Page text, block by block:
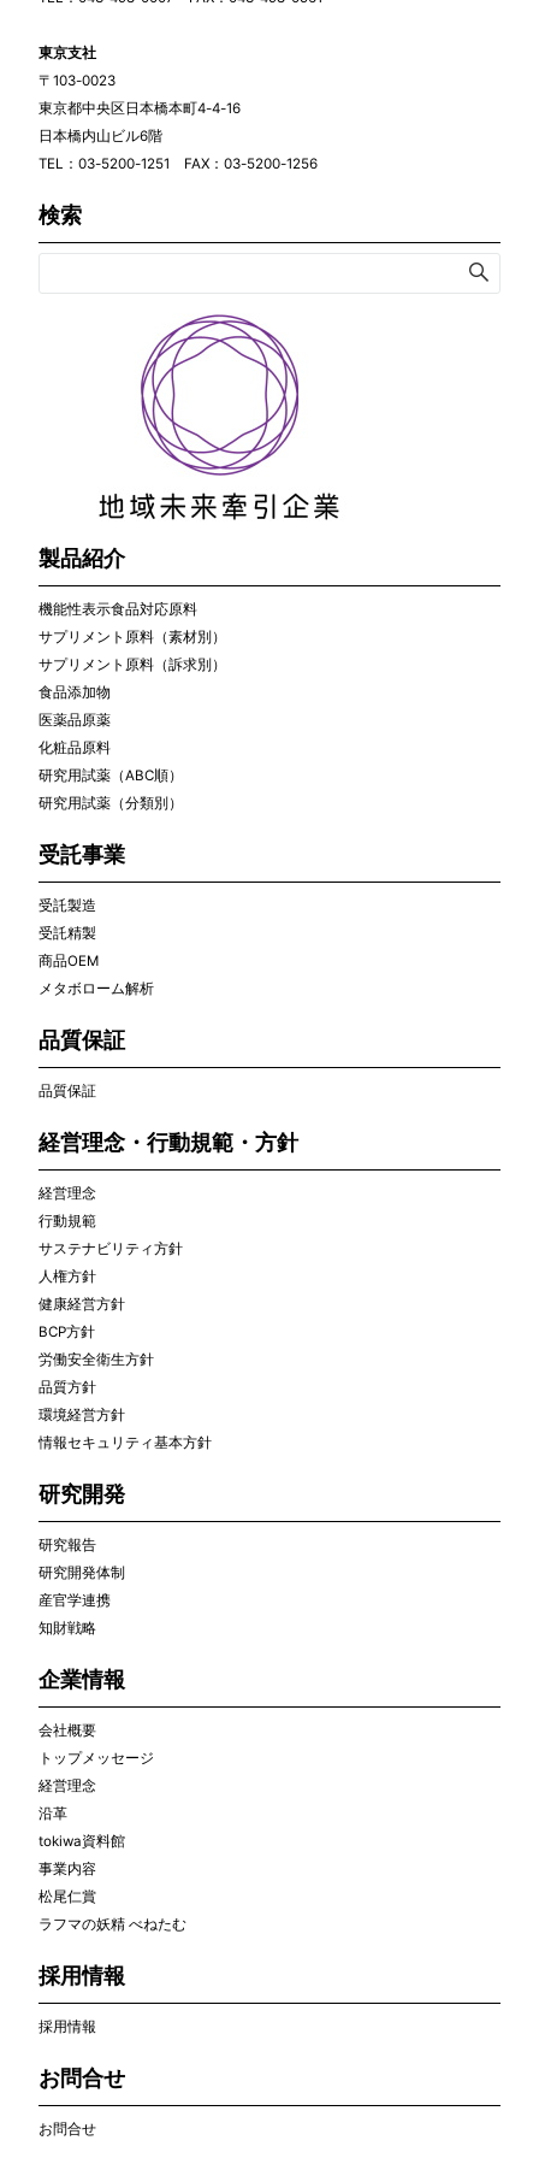
東京支社
〒103-0023
東京都中央区日本橋本町4-4-16
日本橋内山ビル6階
TEL：03-5200-1251 FAX：03-5200-1256
検索
製品紹介
機能性表示食品対応原料
サプリメント原料（素材別）
サプリメント原料（訴求別）
食品添加物
医薬品原薬
化粧品原料
研究用試薬（ABC順）
研究用試薬（分類別）
受託事業
受託製造
受託精製
商品OEM
メタボローム解析
品質保証
品質保証
経営理念・行動規範・方針
経営理念
行動規範
サステナビリティ方針
人権方針
健康経営方針
BCP方針
労働安全衛生方針
品質方針
環境経営方針
情報セキュリティ基本方針
研究開発
研究報告
研究開発体制
産官学連携
知財戦略
企業情報
会社概要
トップメッセージ
経営理念
沿革
tokiwa資料館
事業内容
松尾仁賞
ラフマの妖精 べねたむ
採用情報
採用情報
お問合せ
お問合せ